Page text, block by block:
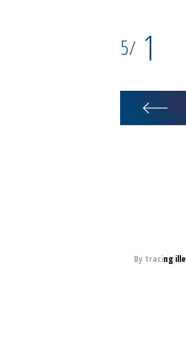
By tracing
1
/
5